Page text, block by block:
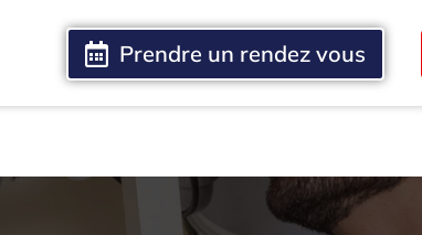
Prendre un rendez vous